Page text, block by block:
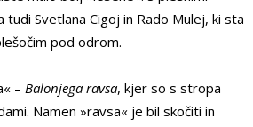
tudi Svetlana Cigoj in Rado Mulej, ki sta
pod odrom.
– Balonjega ravsa, kjer so s stropa
Namen »ravsa« je bil skočiti in